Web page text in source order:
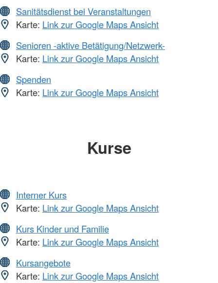
Sanitätsdienst bei Veranstaltungen
Karte: Link zur Google Maps Ansicht
Senioren -aktive Betätigung/Netzwerk-
Karte: Link zur Google Maps Ansicht
Spenden
Karte: Link zur Google Maps Ansicht
Kurse
Interner Kurs
Karte: Link zur Google Maps Ansicht
Kurs Kinder und Familie
Karte: Link zur Google Maps Ansicht
Kursangebote
Karte: Link zur Google Maps Ansicht